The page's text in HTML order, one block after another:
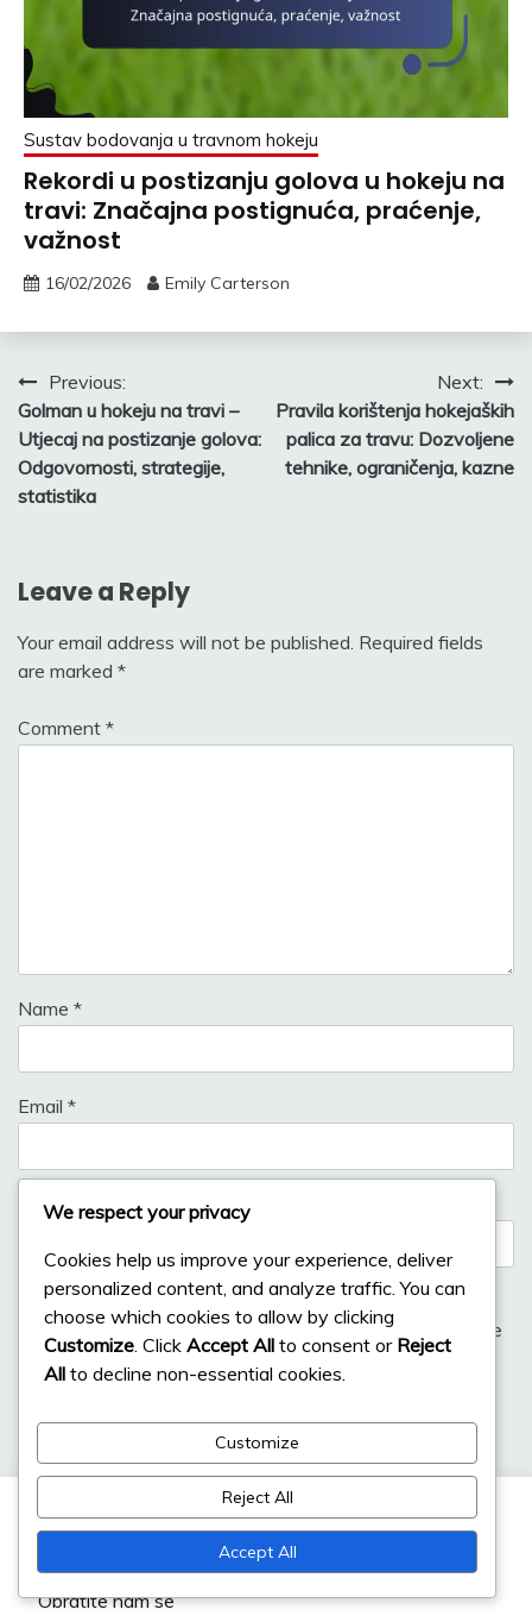
Sustav bodovanja u travnom hokeju
Rekordi u postizanju golova u hokeju na
travi: Značajna postignuća, praćenje,
važnost
16/02/2026 Emily Carterson
Post
navigation
Previous:
Golman u hokeju na travi –
Utjecaj na postizanje golova:
Odgovornosti, strategije,
statistika
Next:
Pravila korištenja hokejaških
palica za travu: Dozvoljene
tehnike, ograničenja, kazne
Leave a Reply
Your email address will not be published. Required fields
are marked *
Comment *
Name *
Email *
Website
Save my name, email, and website in this browser for the
next time I comment.
Poveznice
Obratite nam se
We respect your privacy
Cookies help us improve your experience, deliver
personalized content, and analyze traffic. You can
choose which cookies to allow by clicking
Customize . Click Accept All to consent or Reject
All to decline non-essential cookies.
Customize
Reject All
Accept All